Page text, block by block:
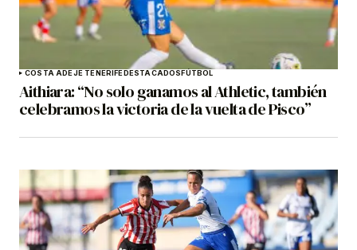
COSTA ADEJE TENERIFEDESTACADOSFÚTBOL
Aithiara: “No solo ganamos al Athletic, también
celebramos la victoria de la vuelta de Pisco”